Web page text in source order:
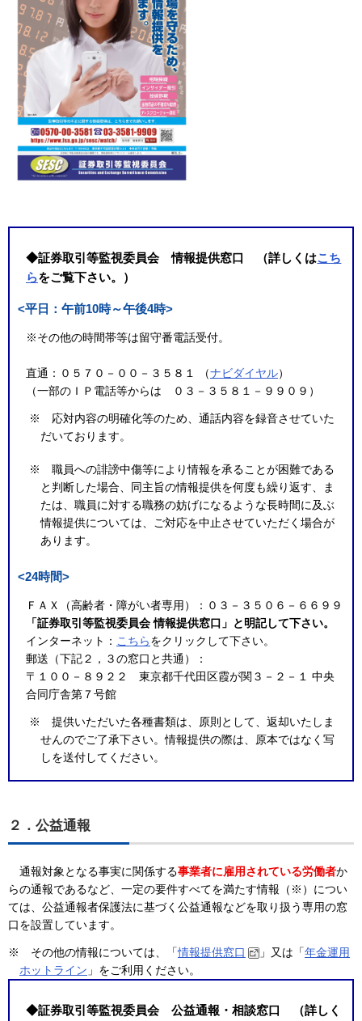
◆証券取引等監視委員会 情報提供窓口 （詳しくはこち
らをご覧下さい。）
<平日：午前10時～午後4時>
※その他の時間帯等は留守番電話受付。
直通：０５７０－００－３５８１ （ナビダイヤル）
（一部のＩＰ電話等からは ０３－３５８１－９９０９）
※ 応対内容の明確化等のため、通話内容を録音させていた
だいております。
※ 職員への誹謗中傷等により情報を承ることが困難である
と判断した場合、同主旨の情報提供を何度も繰り返す、ま
たは、職員に対する職務の妨げになるような長時間に及ぶ
情報提供については、ご対応を中止させていただく場合が
あります。
<24時間>
ＦＡＸ（高齢者・障がい者専用）：０３－３５０６－６６９９
「証券取引等監視委員会 情報提供窓口」と明記して下さい。
インターネット： こちらをクリックして下さい。
郵送（下記２，３の窓口と共通）：
〒１００－８９２２ 東京都千代田区霞が関３－２－１ 中央
合同庁舎第７号館
※ 提供いただいた各種書類は、原則として、返却いたしま
せんのでご了承下さい。情報提供の際は、原本ではなく写
しを送付してください。
２．公益通報
通報対象となる事実に関係する事業者に雇用されている労働者か
らの通報であるなど、一定の要件すべてを満たす情報（※）につい
ては、公益通報者保護法に基づく公益通報などを取り扱う専用の窓
口を設置しています。
※ その他の情報については、「情報提供窓口 」又は「年金運用
ホットライン 」をご利用ください。
◆証券取引等監視委員会 公益通報・相談窓口 （詳しく